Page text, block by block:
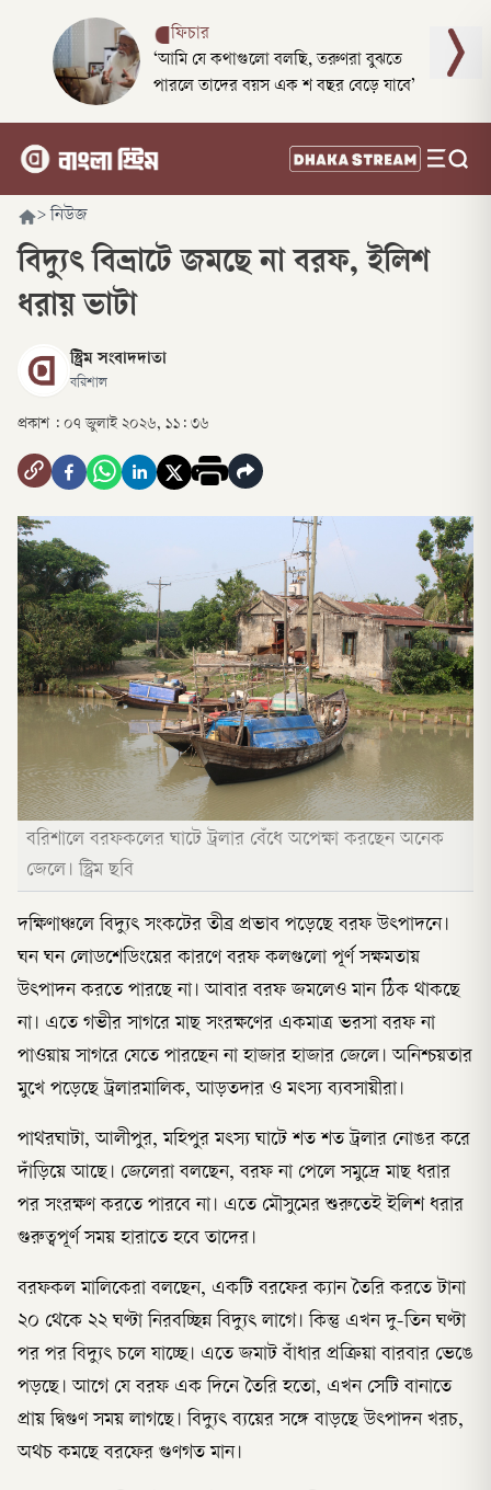
ফিচার
‘আমি যে কথাগুলো বলছি, তরুণরা বুঝতে
পারলে তাদের বয়স এক শ বছর বেড়ে যাবে’
> নিউজ
বিদ্যুৎ বিভ্রাটে জমছে না বরফ, ইলিশ
ধরায় ভাটা
স্ট্রিম সংবাদদাতা
বরিশাল
প্রকাশ : ০৭ জুলাই ২০২৬, ১১: ৩৬
বরিশালে বরফকলের ঘাটে ট্রলার বেঁধে অপেক্ষা করছেন অনেক
জেলে। স্ট্রিম ছবি
দক্ষিণাঞ্চলে বিদ্যুৎ সংকটের তীব্র প্রভাব পড়েছে বরফ উৎপাদনে।
ঘন ঘন লোডশেডিংয়ের কারণে বরফ কলগুলো পূর্ণ সক্ষমতায়
উৎপাদন করতে পারছে না। আবার বরফ জমলেও মান ঠিক থাকছে
না। এতে গভীর সাগরে মাছ সংরক্ষণের একমাত্র ভরসা বরফ না
পাওয়ায় সাগরে যেতে পারছেন না হাজার হাজার জেলে। অনিশ্চয়তার
মুখে পড়েছে ট্রলারমালিক, আড়তদার ও মৎস্য ব্যবসায়ীরা।
পাথরঘাটা, আলীপুর, মহিপুর মৎস্য ঘাটে শত শত ট্রলার নোঙর করে
দাঁড়িয়ে আছে। জেলেরা বলছেন, বরফ না পেলে সমুদ্রে মাছ ধরার
পর সংরক্ষণ করতে পারবে না। এতে মৌসুমের শুরুতেই ইলিশ ধরার
গুরুত্বপূর্ণ সময় হারাতে হবে তাদের।
বরফকল মালিকেরা বলছেন, একটি বরফের ক‌্যান তৈরি করতে টানা
২০ থেকে ২২ ঘণ্টা নিরবচ্ছিন্ন বিদ্যুৎ লাগে। কিন্তু এখন দু-তিন ঘণ্টা
পর পর বিদ্যুৎ চলে যাচ্ছে। এতে জমাট বাঁধার প্রক্রিয়া বারবার ভেঙে
পড়ছে। আগে যে বরফ এক দিনে তৈরি হতো, এখন সেটি বানাতে
প্রায় দ্বিগুণ সময় লাগছে। বিদ্যুৎ ব্যয়ের সঙ্গে বাড়ছে উৎপাদন খরচ,
অথচ কমছে বরফের গুণগত মান।